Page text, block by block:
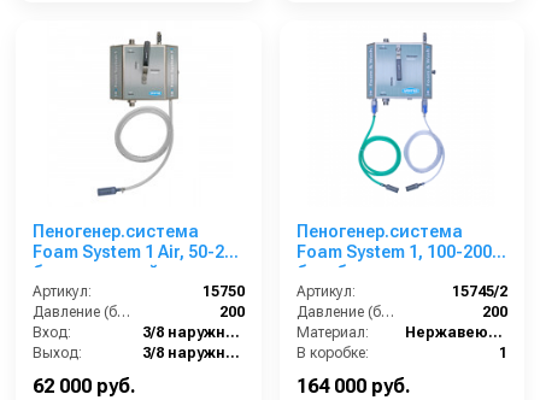
Пеногенер.система
Foam System 1 Air, 50-200
бар, с подачей воздуха,
на 1 ср-во 3/8 ш. 3/8.ш.
Артикул:
15750
Давление (бар):
200
Вход:
3/8 наружняя резьба
Выход:
3/8 наружняя резьба
62 000 руб.
Пеногенер.система
Foam System 1, 100-200
бар, без подачи
воздуха, на 2 ср-ва 3/8
ш. 3/8ш.
Артикул:
15745/2
Давление (бар):
200
Материал:
Нержавеющая сталь
В коробке:
1
164 000 руб.